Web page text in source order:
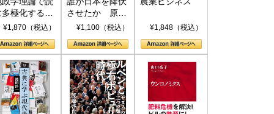
多極化する世
トランプと
¥1,870（税込）
させたか 原爆
投下、ソ連参
(PHP新書)
¥1,100（税込） ¥1,848（税込）